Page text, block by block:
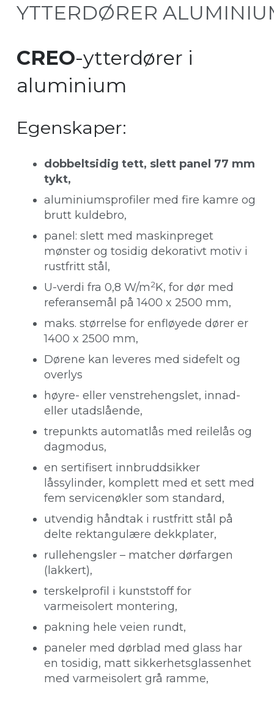
YTTERDØRER
CREO-ytterdører i
aluminium
Egenskaper:
dobbeltsidig tett, slett panel 77 mm
tykt,
aluminiumsprofiler med fire kamre og
brutt kuldebro,
panel: slett med maskinpreget
mønster og tosidig dekorativt motiv i
rustfritt stål,
U-verdi fra 0,8 W/m2K, for dør med
referansemål på 1400 x 2500 mm,
maks. størrelse for enfløyede dører er
1400 x 2500 mm,
Dørene kan leveres med sidefelt og
overlys
høyre- eller venstrehengslet, innad-
eller utadslående,
trepunkts automatlås med reilelås og
dagmodus,
en sertifisert innbruddsikker
låssylinder, komplett med et sett med
fem servicenøkler som standard,
utvendig håndtak i rustfritt stål på
delte rektangulære dekkplater,
rullehengsler – matcher dørfargen
(lakkert),
terskelprofil i kunststoff for
varmeisolert montering,
pakning hele veien rundt,
paneler med dørblad med glass har
en tosidig, matt sikkerhetsglassenhet
med varmeisolert grå ramme,